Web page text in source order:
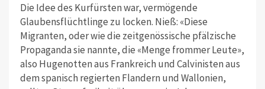
Die Idee des Kurfürsten war, vermögende
Glaubensflüchtlinge zu locken. Nieß: «Diese
Migranten, oder wie die zeitgenössische pfälzische
Propaganda sie nannte, die «Menge frommer Leute»,
also Hugenotten aus Frankreich und Calvinisten aus
dem spanisch regierten Flandern und Wallonien,